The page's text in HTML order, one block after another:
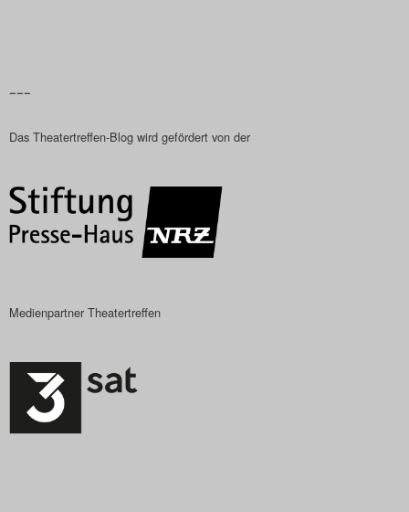
–––
Das Theatertreffen-Blog wird gefördert von der
Medienpartner Theatertreffen